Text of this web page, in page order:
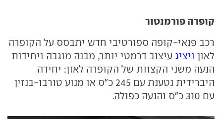
קופרה פורמנטור
רכב פנאי-קופה ספורטיבי חדש יתבסס על הקופרה
לאון ויציג עיצוב דרמטי יותר, מבנה מוגבה ויחידות
הנעה משני הקצוות של הקופרה לאון: יחידה
היברידית נטענת עם 245 כ"ס או מנוע טורבו-בנזין
עם 310 כ"ס והנעה כפולה.